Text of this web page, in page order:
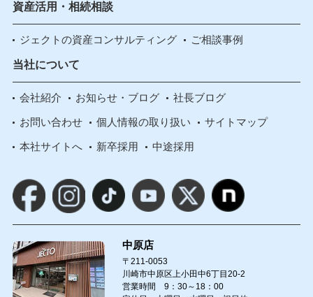
資産活用・相続相談
ジェクトの資産コンサルティング ご相談事例
当社について
会社紹介 お知らせ・ブログ 社長ブログ
お問い合わせ 個人情報の取り扱い サイトマップ
本社サイトへ 新卒採用 中途採用
中原店
〒211-0053
川崎市中原区上小田中6丁目20-2
営業時間 9：30～18：00